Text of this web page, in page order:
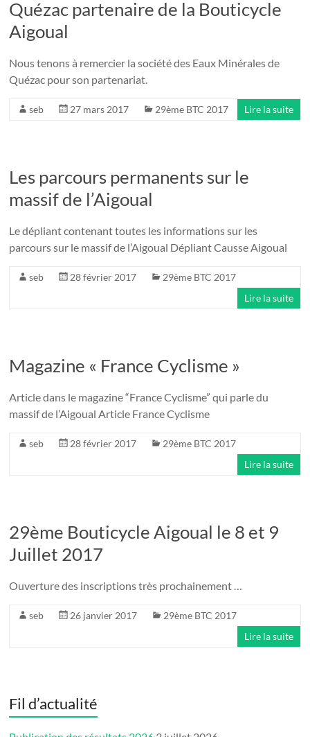
Quézac partenaire de la Bouticycle
Aigoual
Nous tenons à remercier la société des Eaux Minérales de
Quézac pour son partenariat.
seb 27 mars 2017 29ème BTC 2017 Lire la suite
Les parcours permanents sur le
massif de l’Aigoual
Le dépliant contenant toutes les informations sur les
parcours sur le massif de l’Aigoual Dépliant Causse Aigoual
seb 28 février 2017
29ème BTC 2017
Lire la suite
Magazine « France Cyclisme »
Article dans le magazine “France Cyclisme” qui parle du
massif de l’Aigoual Article France Cyclisme
seb 28 février 2017
29ème BTC 2017
Lire la suite
29ème Bouticycle Aigoual le 8 et 9
Juillet 2017
Ouverture des inscriptions très prochainement …
seb 26 janvier 2017
29ème BTC 2017
Lire la suite
Fil d’actualité